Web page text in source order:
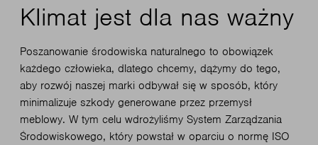
Klimat jest dla nas ważny
Poszanowanie środowiska naturalnego to obowiązek
każdego człowieka, dlatego chcemy, dążymy do tego,
aby rozwój naszej marki odbywał się w sposób, który
minimalizuje szkody generowane przez przemysł
meblowy. W tym celu wdrożyliśmy System Zarządzania
Środowiskowego, który powstał w oparciu o normę ISO